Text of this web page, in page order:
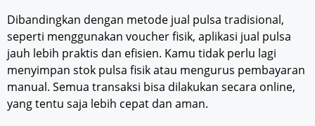
Dibandingkan dengan metode jual pulsa tradisional,
seperti menggunakan voucher fisik, aplikasi jual pulsa
jauh lebih praktis dan efisien. Kamu tidak perlu lagi
menyimpan stok pulsa fisik atau mengurus pembayaran
manual. Semua transaksi bisa dilakukan secara online,
yang tentu saja lebih cepat dan aman.